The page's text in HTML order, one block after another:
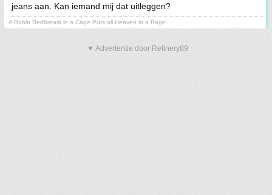
jeans aan. Kan iemand mij dat uitleggen?
A Robin Redbreast in a Cage Puts all Heaven in a Rage.
▼ Advertentie door Refinery89